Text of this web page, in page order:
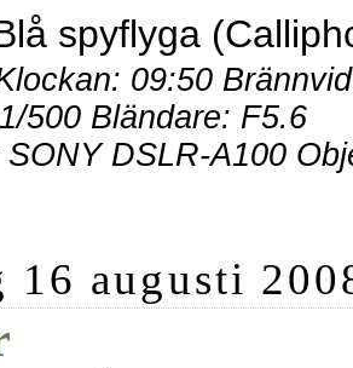
09:50
500 Bländare: F5.6
SONY DSLR-A100
16 augusti